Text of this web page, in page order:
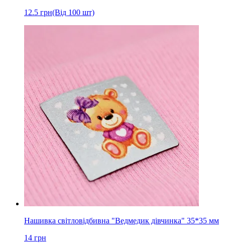
12.5 грн(Від 100 шт)
Нашивка світловідбивна "Ведмедик дівчинка" 35*35 мм
14 грн